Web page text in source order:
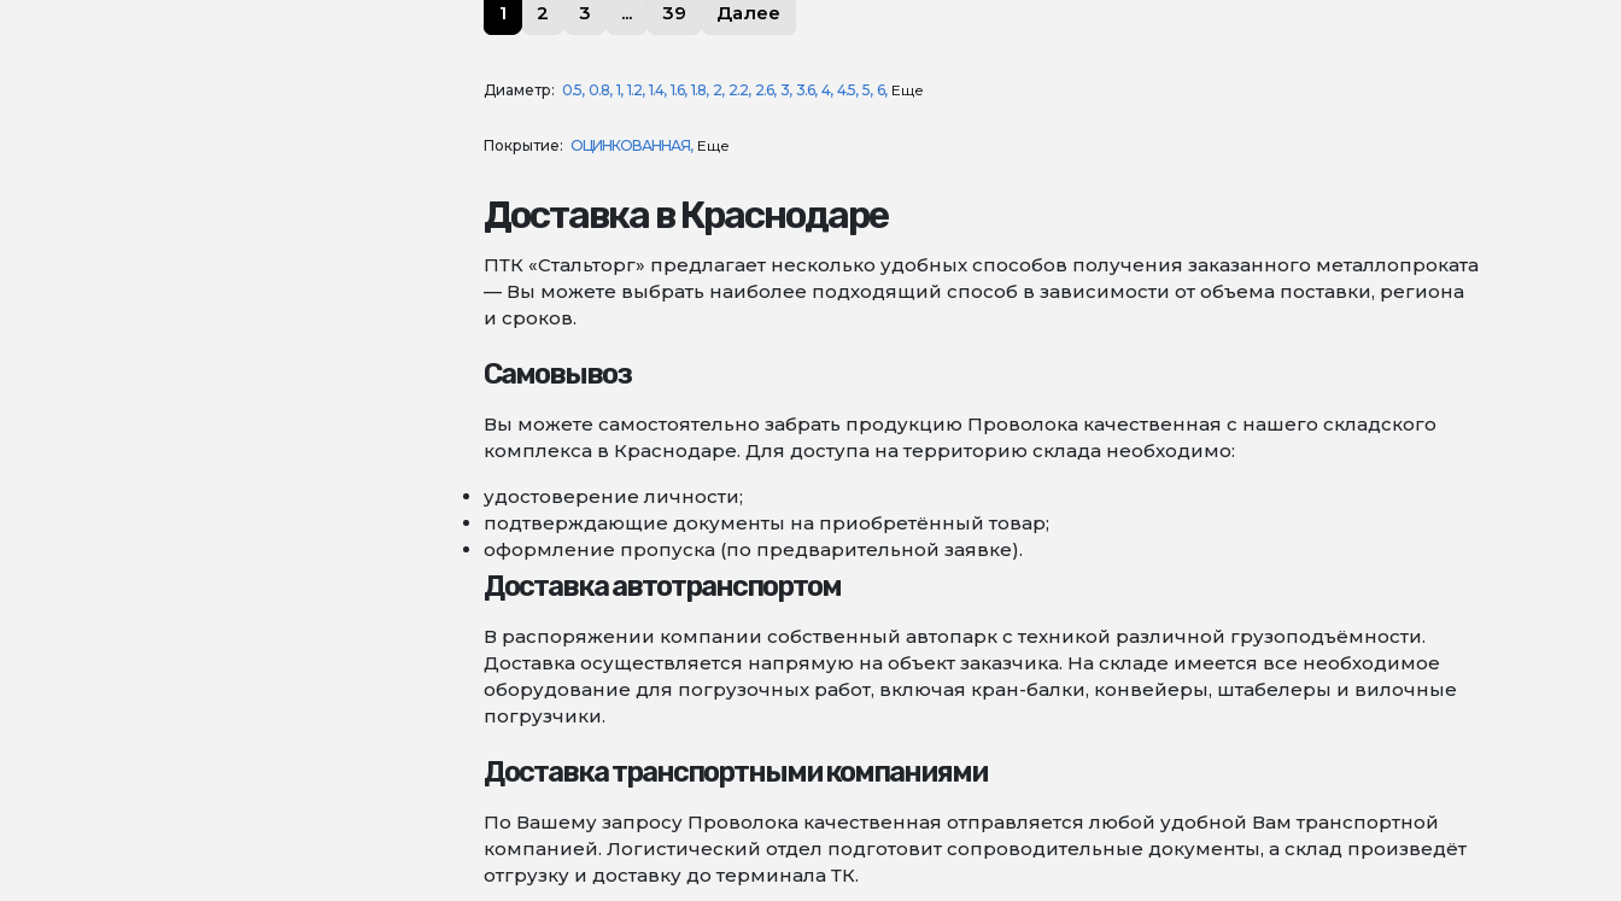
1 2 3 ... 39 Далее
Диаметр: 0.5 0.8 1 1.2 1.4 1.6 1.8 2 2.2 2.6 3 3.6 4 4.5 5 6 Еще
Покрытие: ОЦИНКОВАННАЯ Еще
Доставка в Краснодаре
ПТК «Стальторг» предлагает несколько удобных способов получения заказанного металлопроката
— Вы можете выбрать наиболее подходящий способ в зависимости от объема поставки, региона
и сроков.
Самовывоз
Вы можете самостоятельно забрать продукцию Проволока качественная с нашего складского
комплекса в Краснодаре. Для доступа на территорию склада необходимо:
удостоверение личности;
подтверждающие документы на приобретённый товар;
оформление пропуска (по предварительной заявке).
Доставка автотранспортом
В распоряжении компании собственный автопарк с техникой различной грузоподъёмности.
Доставка осуществляется напрямую на объект заказчика. На складе имеется все необходимое
оборудование для погрузочных работ, включая кран-балки, конвейеры, штабелеры и вилочные
погрузчики.
Доставка транспортными компаниями
По Вашему запросу Проволока качественная отправляется любой удобной Вам транспортной
компанией. Логистический отдел подготовит сопроводительные документы, а склад произведёт
отгрузку и доставку до терминала ТК.